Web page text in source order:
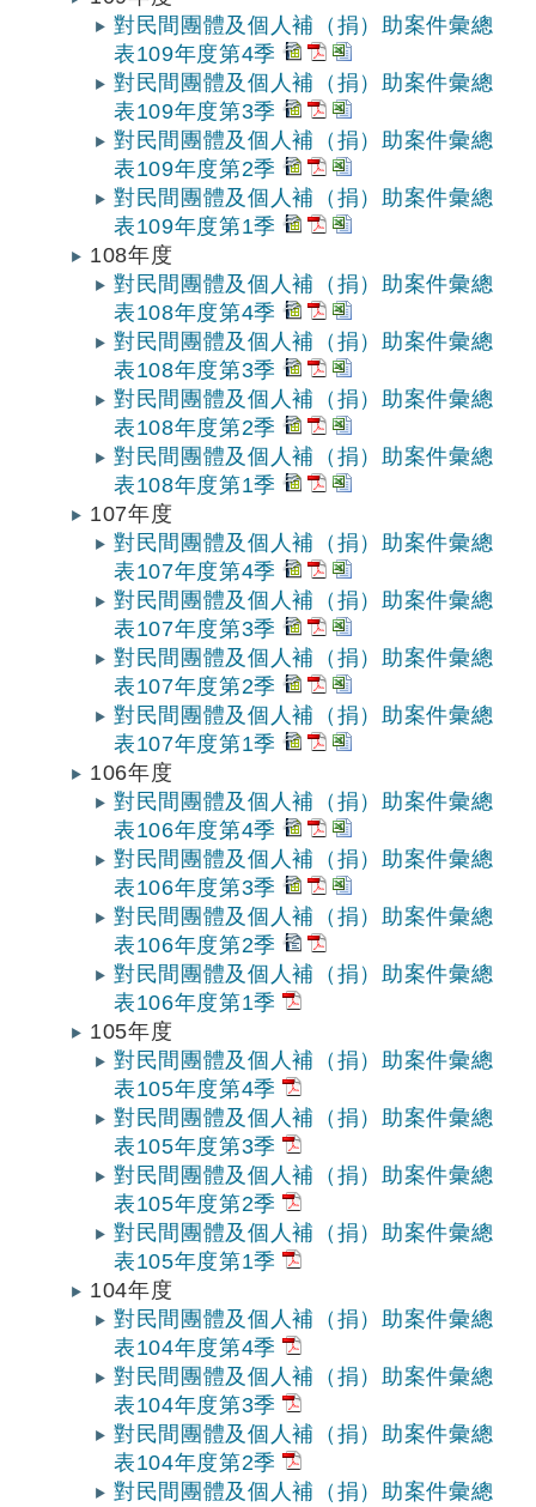
對民間團體及個人補（捐）助案件彙總
表109年度第4季
對民間團體及個人補（捐）助案件彙總
表109年度第3季
對民間團體及個人補（捐）助案件彙總
表109年度第2季
對民間團體及個人補（捐）助案件彙總
表109年度第1季
108年度
對民間團體及個人補（捐）助案件彙總
表108年度第4季
對民間團體及個人補（捐）助案件彙總
表108年度第3季
對民間團體及個人補（捐）助案件彙總
表108年度第2季
對民間團體及個人補（捐）助案件彙總
表108年度第1季
107年度
對民間團體及個人補（捐）助案件彙總
表107年度第4季
對民間團體及個人補（捐）助案件彙總
表107年度第3季
對民間團體及個人補（捐）助案件彙總
表107年度第2季
對民間團體及個人補（捐）助案件彙總
表107年度第1季
106年度
對民間團體及個人補（捐）助案件彙總
表106年度第4季
對民間團體及個人補（捐）助案件彙總
表106年度第3季
對民間團體及個人補（捐）助案件彙總
表106年度第2季
對民間團體及個人補（捐）助案件彙總
表106年度第1季
105年度
對民間團體及個人補（捐）助案件彙總
表105年度第4季
對民間團體及個人補（捐）助案件彙總
表105年度第3季
對民間團體及個人補（捐）助案件彙總
表105年度第2季
對民間團體及個人補（捐）助案件彙總
表105年度第1季
104年度
對民間團體及個人補（捐）助案件彙總
表104年度第4季
對民間團體及個人補（捐）助案件彙總
表104年度第3季
對民間團體及個人補（捐）助案件彙總
表104年度第2季
對民間團體及個人補（捐）助案件彙總